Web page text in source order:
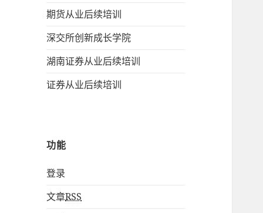
期货从业后续培训
深交所创新成长学院
湖南证券从业后续培训
证券从业后续培训
功能
登录
文章RSS